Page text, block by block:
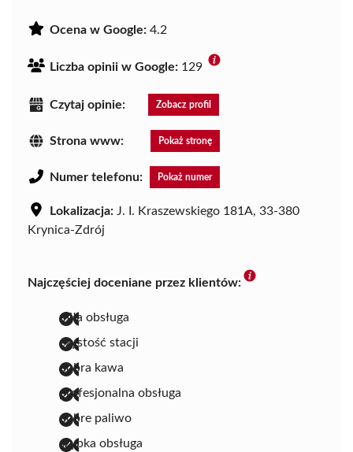
Ocena w Google: 4.2
Liczba opinii w Google: 129
Czytaj opinie: Zobacz profil
Strona www: Pokaż stronę
Numer telefonu: Pokaż numer
Lokalizacja: J. I. Kraszewskiego 181A, 33-380
Krynica-Zdrój
Najczęściej doceniane przez klientów:
miła obsługa
czystość stacji
dobra kawa
profesjonalna obsługa
dobre paliwo
szybka obsługa